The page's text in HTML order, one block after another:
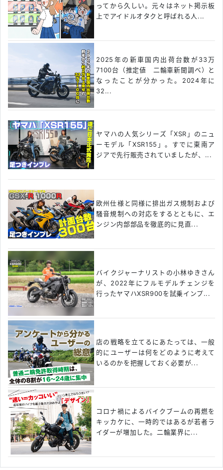
ってから久しい。元々はネット掲示板
上でアイドルオタクと呼ばれる人...
2025年の新車国内出荷台数が33万
7100台（推定値 二輪車新聞調べ）と
なったことが分かった。2024年に
32...
ヤマハの人気シリーズ「XSR」のニュ
ーモデル「XSR155」。すでに東南ア
ジアで先行販売されていましたが、...
欧州仕様と同様に排出ガス規制および
騒音規制への対応をするとともに、エ
ンジン内部部品を徹底的に見直...
バイクジャーナリストの小林ゆきさん
が、2022年にフルモデルチェンジを
行ったヤマハXSR900を試乗インプ...
店の戦略を立てるにあたっては、一般
的にユーザーは何をどのように考えて
いるのかを把握しておく必要が...
コロナ禍によるバイクブームの再燃を
キッカケに、一時的ではあるが若者ラ
イダーが増加した。二輪業界に...